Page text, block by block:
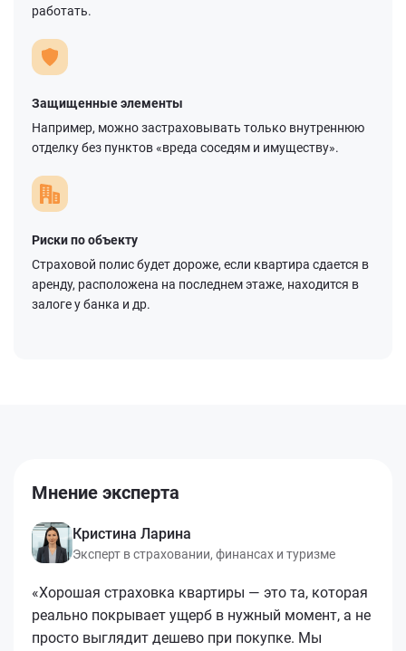
работать.
Защищенные элементы
Например, можно застраховывать только внутреннюю
отделку без пунктов «вреда соседям и имуществу».
Риски по объекту
Страховой полис будет дороже, если квартира сдается в
аренду, расположена на последнем этаже, находится в
залоге у банка и др.
Мнение эксперта
Кристина Ларина
Эксперт в страховании, финансах и туризме
«Хорошая страховка квартиры — это та, которая
реально покрывает ущерб в нужный момент, а не
просто выглядит дешево при покупке. Мы